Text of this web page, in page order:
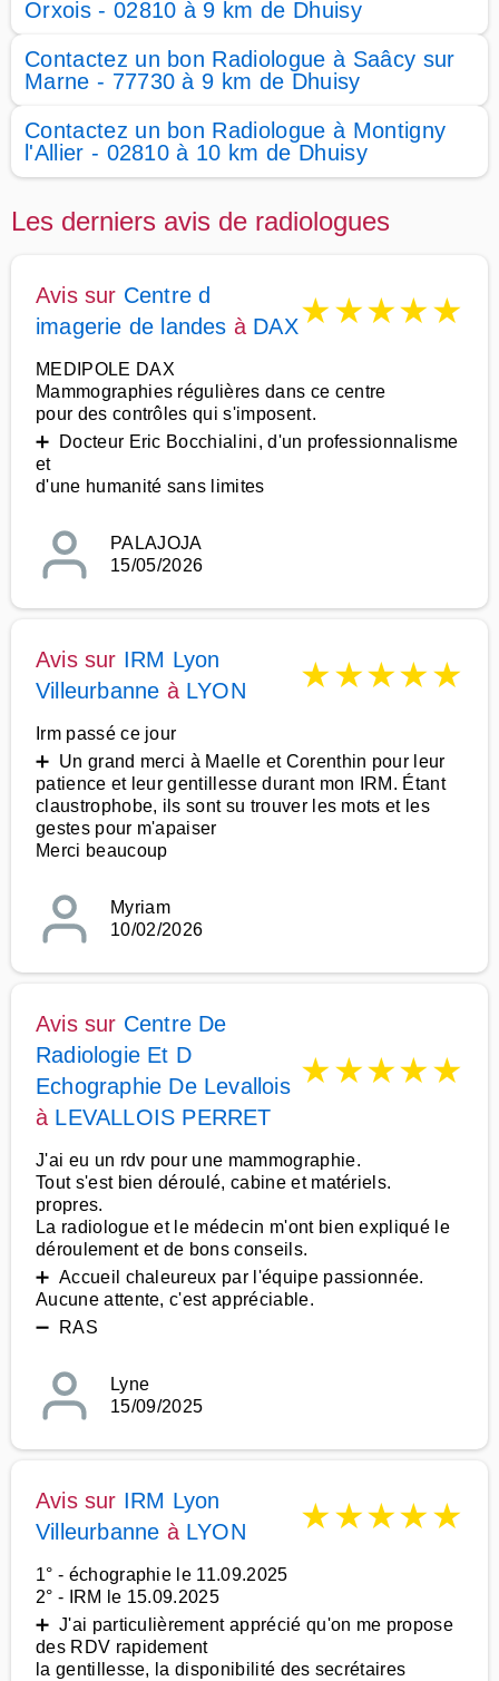
Orxois - 02810 à 9 km de Dhuisy
Contactez un bon Radiologue à Saâcy sur
Marne - 77730 à 9 km de Dhuisy
Contactez un bon Radiologue à Montigny
l'Allier - 02810 à 10 km de Dhuisy
Les derniers avis de radiologues
Avis sur Centre d
imagerie de landes à DAX★★★★★
MEDIPOLE DAX
Mammographies régulières dans ce centre
pour des contrôles qui s'imposent.
➕ Docteur Eric Bocchialini, d'un professionnalisme
et
d'une humanité sans limites
PALAJOJA
15/05/2026
Avis sur IRM Lyon
Villeurbanne à LYON ★★★★★
Irm passé ce jour
➕ Un grand merci à Maelle et Corenthin pour leur
patience et leur gentillesse durant mon IRM. Étant
claustrophobe, ils sont su trouver les mots et les
gestes pour m'apaiser
Merci beaucoup
Myriam
10/02/2026
Avis sur Centre De
Radiologie Et D
Echographie De Levallois
à LEVALLOIS PERRET
★★★★★
J'ai eu un rdv pour une mammographie.
Tout s'est bien déroulé, cabine et matériels.
propres.
La radiologue et le médecin m'ont bien expliqué le
déroulement et de bons conseils.
➕ Accueil chaleureux par l'équipe passionnée.
Aucune attente, c'est appréciable.
➖ RAS
Lyne
15/09/2025
Avis sur IRM Lyon
Villeurbanne à LYON ★★★★★
1° - échographie le 11.09.2025
2° - IRM le 15.09.2025
➕ J'ai particulièrement apprécié qu'on me propose
des RDV rapidement
la gentillesse, la disponibilité des secrétaires